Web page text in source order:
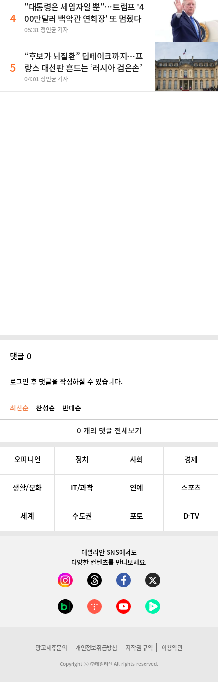
4
"대통령은 세입자일 뿐"…트럼프 '4
00만달러 백악관 연회장' 또 멈췄다
05:31 정인균 기자
5
“후보가 뇌질환” 딥페이크까지…프
랑스 대선판 흔드는 ‘러시아 검은손’
04:01 정인균 기자
댓글 0
로그인 후 댓글을 작성하실 수 있습니다.
최신순 찬성순 반대순
0 개의 댓글 전체보기
오피니언 정치 사회 경제
생활/문화 IT/과학 연예 스포츠
세계 수도권 포토 D-TV
데일리안 SNS에서도
다양한 컨텐츠를 만나보세요.
광고제휴문의 개인정보취급방침 저작권 규약 이용약관
Copyright ⓒ ㈜데일리안 All rights reserved.